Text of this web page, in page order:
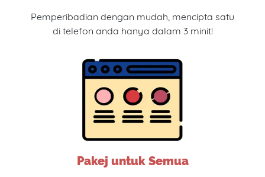
Pemperibadian dengan mudah, mencipta satu
di telefon anda hanya dalam 3 minit!
Pakej untuk Semua